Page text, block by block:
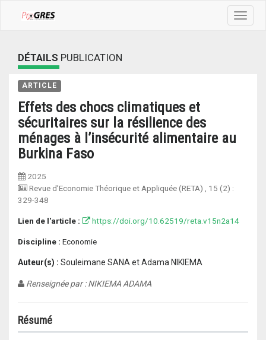
Toggle
DÉTAILS PUBLICATION
ARTICLE
Effets des chocs climatiques et
sécuritaires sur la résilience des
ménages à l’insécurité alimentaire au
Burkina Faso
2025
Revue d’Economie Théorique et Appliquée (RETA)
, 15 (2) :
329-348
Lien de l'article : https://doi.org/10.62519/reta.v15n2a14
Discipline : Economie
Auteur(s) : Souleimane SANA et Adama NIKIEMA
Renseignée par : NIKIEMA ADAMA
Résumé